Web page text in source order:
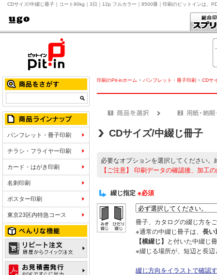
CDサイズ/中綴じ冊子｜コート90kg｜3日｜12p フルカラー｜8500冊｜印刷のピットインは、
パンフレット・冊子印刷
チラシ・フライヤー印刷
カード・はがき印刷
名刺印刷
ポスター印刷
東京23区内特急コース
印刷のPit-inホーム > パンフレット・冊子印刷 > CDサ
CDサイズ/中綴じ冊子
必要なオプションを選択してください。
【ご注意】
印刷データの確認後、加工
綴じ指定 ※必須
冊子、カタログの綴じ方を
※通常の中綴じ冊子は、 長い
【横綴じ】
と付いた中綴じ
※綴じる場所が、短辺と長
綴じ方向をイラストで確認